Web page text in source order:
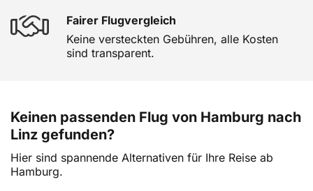
Fairer Flugvergleich
Keine versteckten Gebühren, alle Kosten
sind transparent.
Keinen passenden Flug von Hamburg nach
Linz gefunden?
Hier sind spannende Alternativen für Ihre Reise ab
Hamburg.